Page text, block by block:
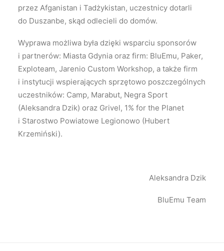
przez Afganistan i Tadżykistan, uczestnicy dotarli
do Duszanbe, skąd odlecieli do domów.
Wyprawa możliwa była dzięki wsparciu sponsorów
i partnerów: Miasta Gdynia oraz firm: BluEmu, Paker,
Exploteam, Jarenio Custom Workshop, a także firm
i instytucji wspierających sprzętowo poszczególnych
uczestników: Camp, Marabut, Negra Sport
(Aleksandra Dzik) oraz Grivel, 1% for the Planet
i Starostwo Powiatowe Legionowo (Hubert
Krzemiński).
Aleksandra Dzik
BluEmu Team